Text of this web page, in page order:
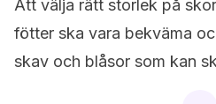
Att välja rätt storlek på
fötter ska vara bekväma
skav och blåsor som kan